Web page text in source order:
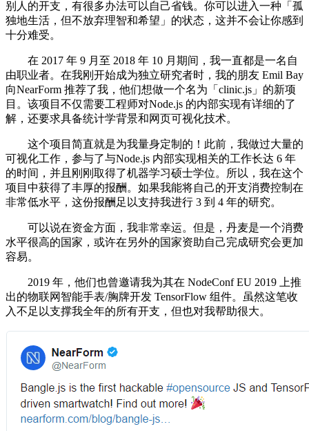
别人的开支，有很多办法可以自己省钱。你可以进入一种「孤
独地生活，但不放弃理智和希望」的状态，这并不会让你感到
十分难受。
在 2017 年 9 月至 2018 年 10 月期间，我一直都是一名自
由职业者。在我刚开始成为独立研究者时，我的朋友 Emil Bay
向NearForm 推荐了我，他们想做一个名为「clinic.js」的新项
目。该项目不仅需要工程师对Node.js 的内部实现有详细的了
解，还要求具备统计学背景和网页可视化技术。
这个项目简直就是为我量身定制的！此前，我做过大量的
可视化工作，参与了与Node.js 内部实现相关的工作长达 6 年
的时间，并且刚刚取得了机器学习硕士学位。所以，我在这个
项目中获得了丰厚的报酬。如果我能将自己的开支消费控制在
非常低水平，这份报酬足以支持我进行 3 到 4 年的研究。
可以说在资金方面，我非常幸运。但是，丹麦是一个消费
水平很高的国家，或许在另外的国家资助自己完成研究会更加
容易。
2019 年，他们也曾邀请我为其在 NodeConf EU 2019 上推
出的物联网智能手表/胸牌开发 TensorFlow 组件。虽然这笔收
入不足以支撑我全年的所有开支，但也对我帮助很大。